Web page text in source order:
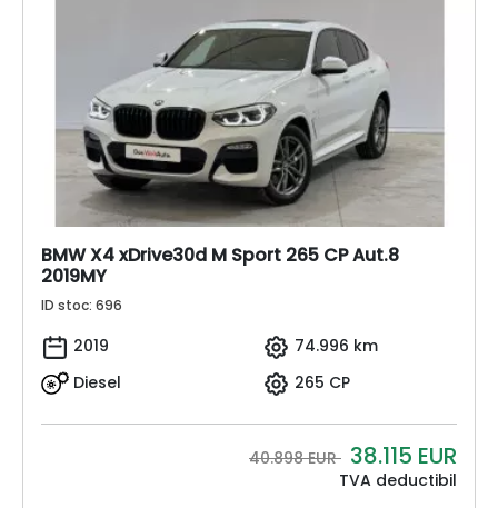
BMW X4 xDrive30d M Sport 265 CP Aut.8
2019MY
ID stoc: 696
2019
74.996 km
Diesel
265 CP
40.898 EUR 38.115 EUR
TVA deductibil